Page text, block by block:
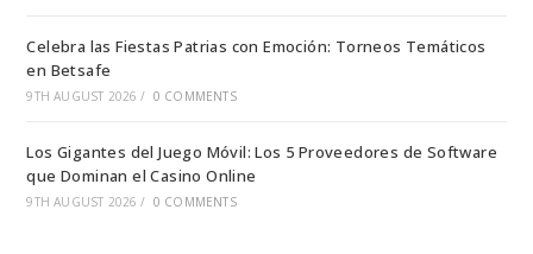
Celebra las Fiestas Patrias con Emoción: Torneos Temáticos
en Betsafe
9TH AUGUST 2026 / 0 COMMENTS
Los Gigantes del Juego Móvil: Los 5 Proveedores de Software
que Dominan el Casino Online
9TH AUGUST 2026 / 0 COMMENTS